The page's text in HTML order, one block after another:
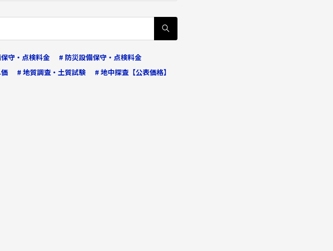
守・点検料金
# 防災設備保守・点検料金
# 地質調査・土質試験
# 地中探査【公表価格】